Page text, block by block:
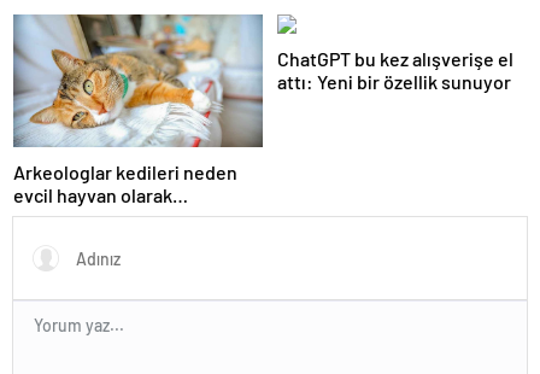
Arkeologlar kedileri neden
evcil hayvan olarak
beslediğimizin sırrını keşfetti
ChatGPT bu kez alışverişe el
attı: Yeni bir özellik sunuyor